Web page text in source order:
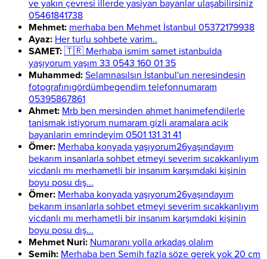
ve yakın çevresi illerde yasiyan bayanlar ulaşabilirsiniz
05461841738
Mehmet: merhaba ben Mehmet İstanbul 05372179938
Ayaz: Her turlu sohbete varim..
SAMET: 🇹🇷 Merhaba ismim samet istanbulda
yaşıyorum yaşım 33 0543 160 01 35
Muhammed: Selamnasılsın İstanbul'un neresindesin
fotografınıgördümbegendim telefonnumaram
05395867861
Ahmet: Mrb ben mersinden ahmet hanimefendilerle
tanismak istiyorum numaram gizli aramalara acik
bayanlarin emrindeyim 0501 131 31 41
Ömer: Merhaba konyada yaşıyorum26yaşındayım
bekarım insanlarla sohbet etmeyi severim sıcakkanlıyım
vicdanlı mı merhametli bir insanım karşımdaki kişinin
boyu posu dış...
Ömer: Merhaba konyada yaşıyorum26yaşındayım
bekarım insanlarla sohbet etmeyi severim sıcakkanlıyım
vicdanlı mı merhametli bir insanım karşımdaki kişinin
boyu posu dış...
Mehmet Nuri: Numaranı yolla arkadaş olalım
Semih: Merhaba ben Semih fazla söze gerek yok 20 cm